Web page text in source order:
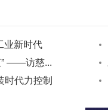
业新时代
” ——访慈...
时代力控制